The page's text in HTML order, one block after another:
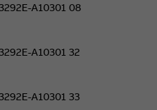
z 230 V. Jestliže se
jednotky, aby při
jednotky.
3292E-A10301 08
3292E-A10301 32
3292E-A10301 33